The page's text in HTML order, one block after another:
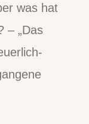
was hat
– „Das